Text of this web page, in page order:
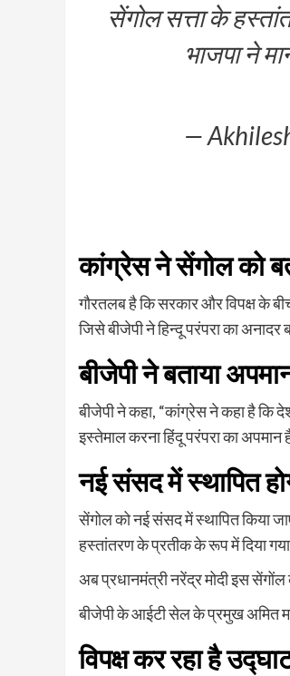
सेंगोल सत्ता के
भाजपा ने
—
कांग्रेस ने सेंगोल को
गौरतलब है कि सरकार और विपक्ष के
जिसे बीजेपी ने हिन्दू परंपरा का अनादर
बीजेपी ने बताया
बीजेपी ने कहा, “कांग्रेस ने कहा है कि
इस्तेमाल करना हिंदू परंपरा का अपमान
नई संसद में स्थापित
सेंगोल को नई संसद में स्थापित किया
हस्तांतरण के प्रतीक के रूप में दिया
अब प्रधानमंत्री नरेंद्र मोदी इस
बीजेपी के आईटी सेल के प्रमुख अमित
विपक्ष कर रहा है